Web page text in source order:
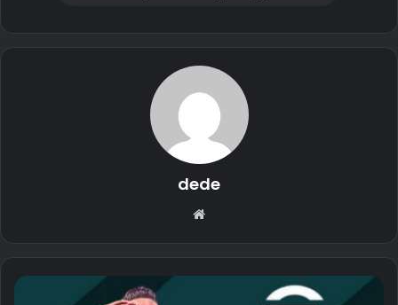
dede
Website